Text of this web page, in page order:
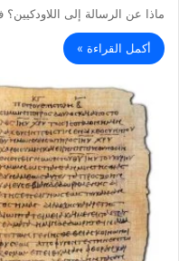
ماذا عن الرسالة إلى
أكمل القراءة »